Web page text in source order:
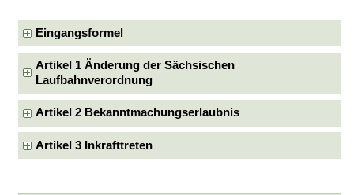
Eingangsformel
Artikel 1 Änderung der Sächsischen
Laufbahnverordnung
Artikel 2 Bekanntmachungserlaubnis
Artikel 3 Inkrafttreten